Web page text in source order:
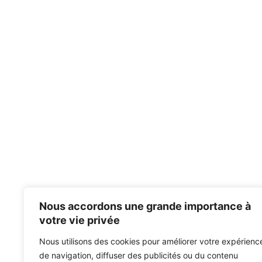
Nous accordons une grande importance à
votre vie privée
Nous utilisons des cookies pour améliorer votre
de navigation, diffuser des publicités ou du contenu